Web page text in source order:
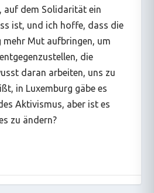
auf dem Solidarität ein
ist, und ich hoffe, dass die
mehr Mut aufbringen, um
die
daran arbeiten, uns zu
in Luxemburg gäbe es
Aktivismus, aber ist es
zu ändern?